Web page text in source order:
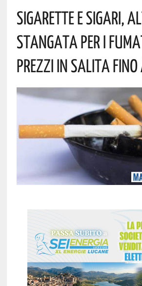
Sigarette E Sigari,
Stangata Per I
Prezzi In Salita